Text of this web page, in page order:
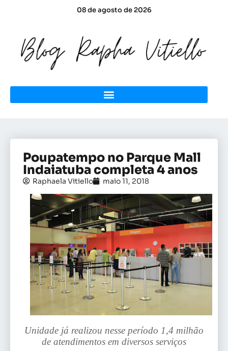
08 de agosto de 2026
Poupatempo no Parque Mall
Indaiatuba completa 4 anos
Raphaela Vitiello maio 11, 2018
Unidade já realizou nesse período 1,4 milhão
de atendimentos em diversos serviços